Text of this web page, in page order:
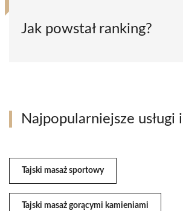
Jak powstał ranking?
Najpopularniejsze
Tajski masaż sportowy
Tajski masaż gorącymi kamieniami